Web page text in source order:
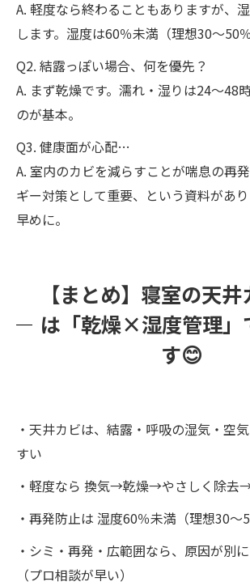
A. 軽度なら終わることもありますが、
します。湿度は60％未満（理想30〜50
Q2. 結露っぽい場合、何を優先？
A. まず乾燥です。濡れ・湿りは24〜48
のが基本。
Q3. 健康面が心配…
A. 室内のカビを減らすことが喘息の再
ギー対策として重要、という資料があ
早めに。
【まとめ】寝室の天
は「乾燥×湿度管理」
す😊
・天井カビは、結露・呼吸の湿気・空
すい
・軽度なら 換気→乾燥→やさしく除去
・再発防止は 湿度60％未満（理想30〜
・シミ・再発・広範囲なら、原因が別
（プロ相談が早い）